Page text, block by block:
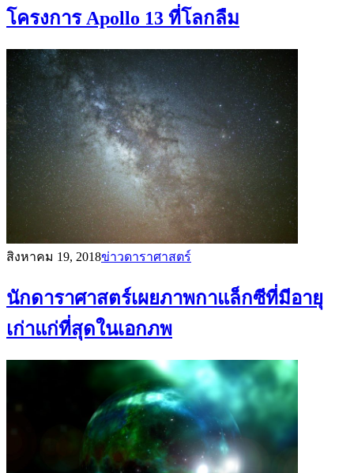
โครงการ Apollo 13 ที่โลกลืม
สิงหาคม 19, 2018ข่าวดาราศาสตร์
นักดาราศาสตร์เผยภาพกาแล็กซีที่มีอายุ
เก่าแก่ที่สุดในเอกภพ